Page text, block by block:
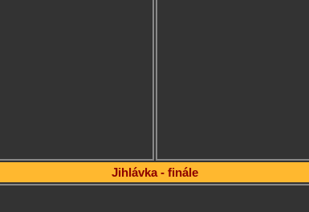
Jihlávka - finále